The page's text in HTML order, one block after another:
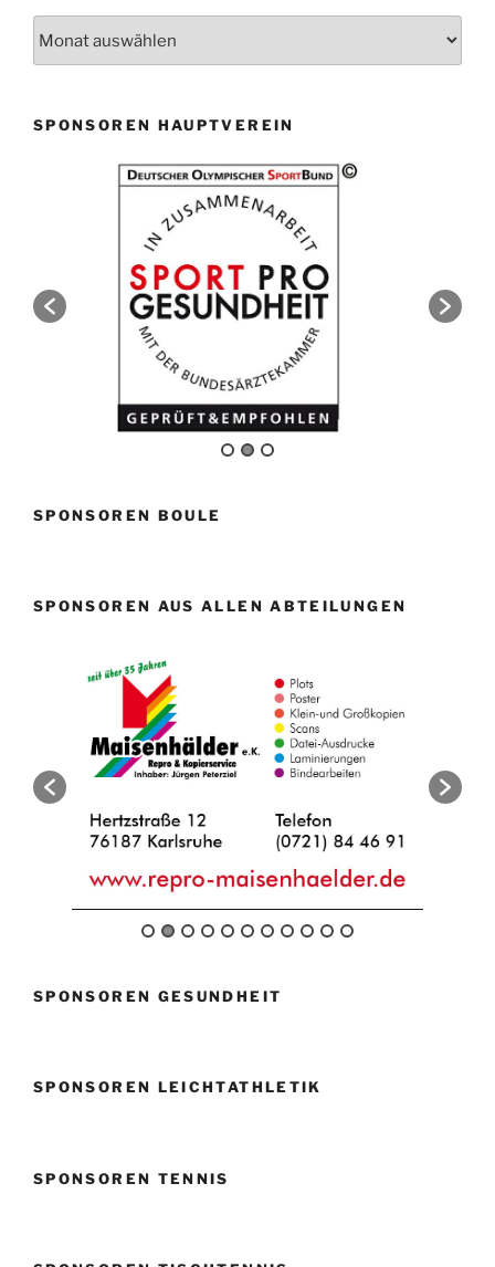
SPONSOREN HAUPTVEREIN
SPONSOREN BOULE
SPONSOREN AUS ALLEN ABTEILUNGEN
SPONSOREN GESUNDHEIT
SPONSOREN LEICHTATHLETIK
SPONSOREN TENNIS